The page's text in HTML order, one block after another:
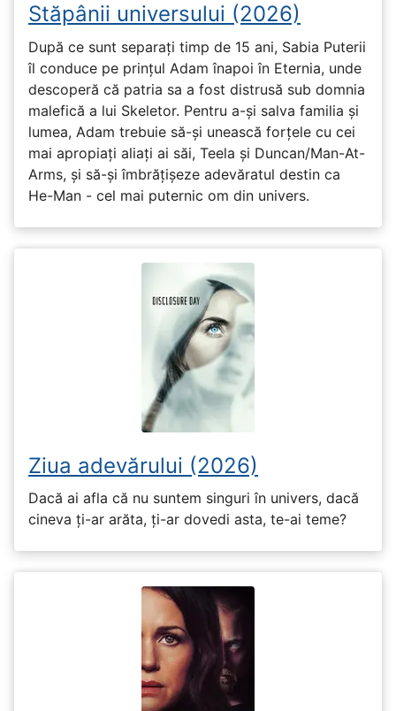
Stăpânii universului (2026)
După ce sunt separați timp de 15 ani, Sabia Puterii
îl conduce pe prințul Adam înapoi în Eternia, unde
descoperă că patria sa a fost distrusă sub domnia
malefică a lui Skeletor. Pentru a-și salva familia și
lumea, Adam trebuie să-și unească forțele cu cei
mai apropiați aliați ai săi, Teela și Duncan/Man-At-
Arms, și să-și îmbrățișeze adevăratul destin ca
He-Man - cel mai puternic om din univers.
Ziua adevărului (2026)
Dacă ai afla că nu suntem singuri în univers, dacă
cineva ți-ar arăta, ți-ar dovedi asta, te-ai teme?